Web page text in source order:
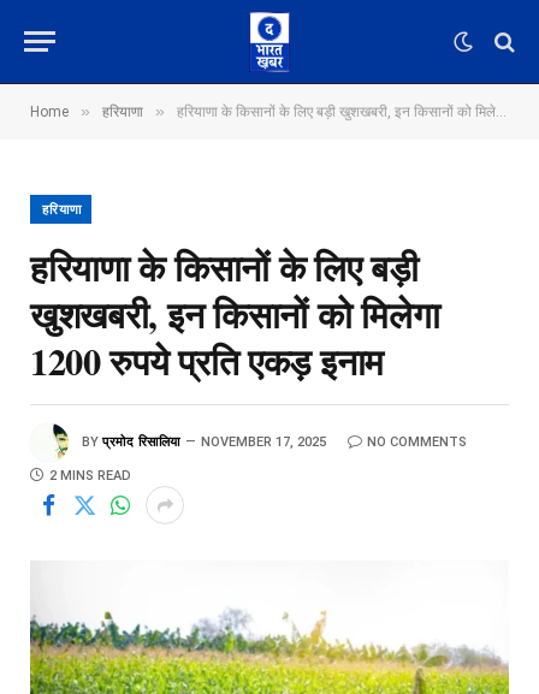
Home » हरियाणा » हरियाणा के किसानों के लिए बड़ी खुशखबरी, इन किसानों को मिलेगा 1200 रुपये प्रति एकड़ इनाम
हरियाणा
हरियाणा के किसानों के लिए बड़ी
खुशखबरी, इन किसानों को मिलेगा
1200 रुपये प्रति एकड़ इनाम
BY प्रमोद रिसालिया NOVEMBER 17, 2025 NO COMMENTS
2 MINS READ